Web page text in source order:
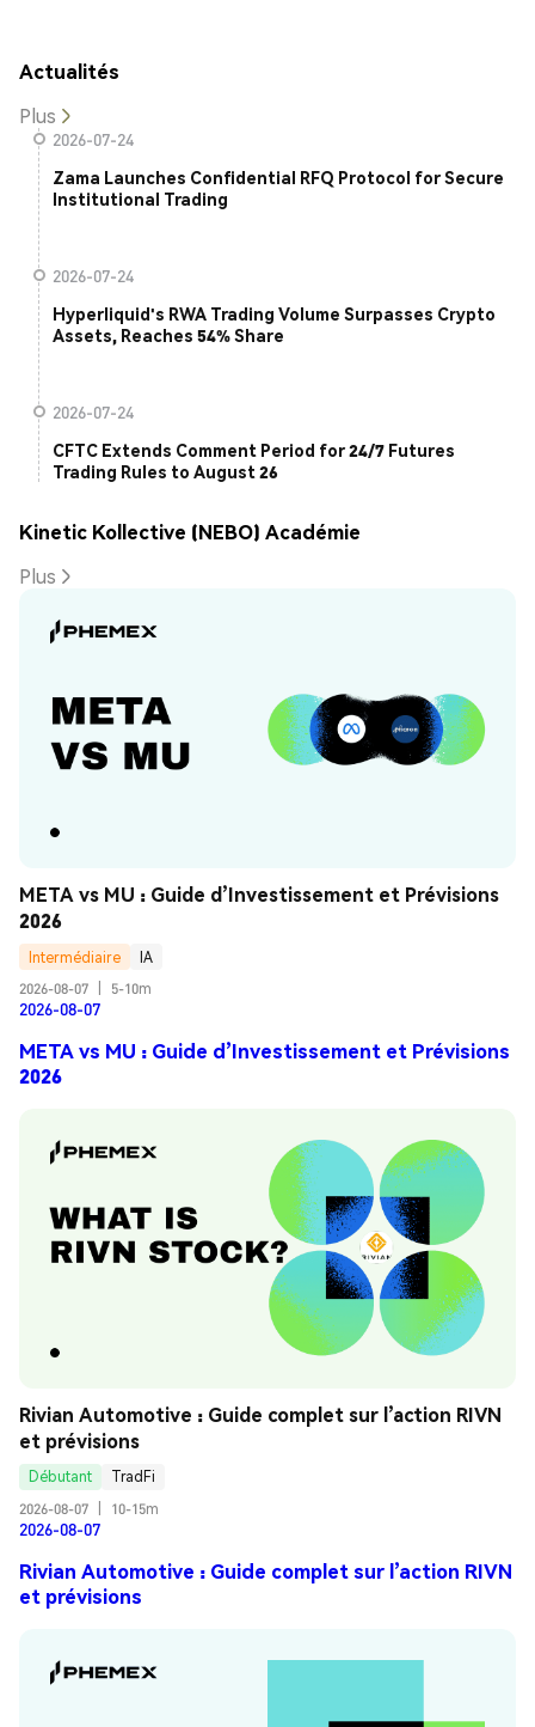
Actualités
Plus
2026-07-24
Zama Launches Confidential RFQ Protocol for Secure
Institutional Trading
2026-07-24
Hyperliquid's RWA Trading Volume Surpasses Crypto
Assets, Reaches 54% Share
2026-07-24
CFTC Extends Comment Period for 24/7 Futures
Trading Rules to August 26
Kinetic Kollective (NEBO) Académie
Plus
META vs MU : Guide d’Investissement et Prévisions
2026
Intermédiaire
IA
2026-08-07
5-10m
2026-08-07
META vs MU : Guide d’Investissement et Prévisions
2026
Rivian Automotive : Guide complet sur l’action RIVN
et prévisions
Débutant
TradFi
2026-08-07
10-15m
2026-08-07
Rivian Automotive : Guide complet sur l’action RIVN
et prévisions